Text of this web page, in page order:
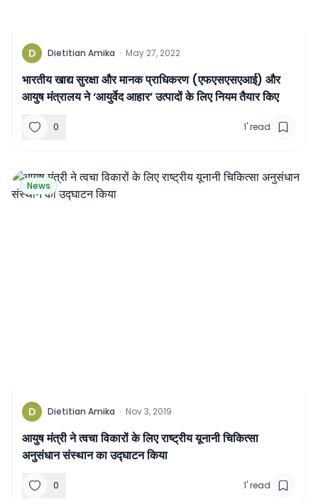
D Dietitian Amika · May 27, 2022
भारतीय खाद्य सुरक्षा और मानक प्राधिकरण (एफएसएसएआई) और
आयुष मंत्रालय ने ‘आयुर्वेद आहार’ उत्पादों के लिए नियम तैयार किए
0 1'read
News
D Dietitian Amika · Nov 3, 2019
आयुष मंत्री ने त्वचा विकारों के लिए राष्ट्रीय यूनानी चिकित्सा
अनुसंधान संस्थान का उद्घाटन किया
0 1'read